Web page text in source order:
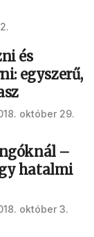
és
egyszerű,
október 29.
–
hatalmi
október 3.